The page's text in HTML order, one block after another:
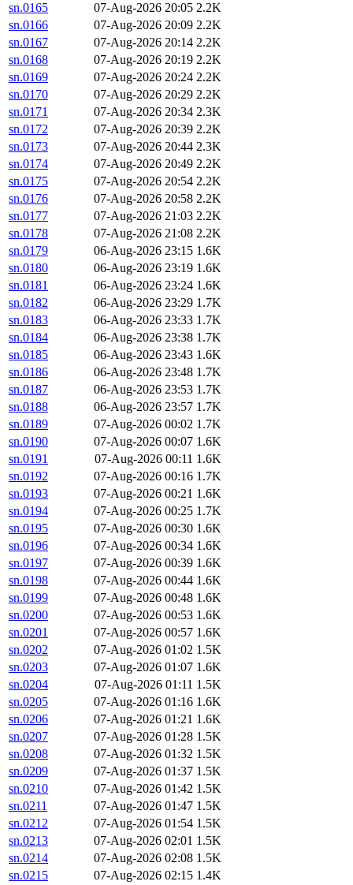
sn.0165
07-Aug-2026 20:05 2.2K
sn.0166
07-Aug-2026 20:09 2.2K
sn.0167
07-Aug-2026 20:14 2.2K
sn.0168
07-Aug-2026 20:19 2.2K
sn.0169
07-Aug-2026 20:24 2.2K
sn.0170
07-Aug-2026 20:29 2.2K
sn.0171
07-Aug-2026 20:34 2.3K
sn.0172
07-Aug-2026 20:39 2.2K
sn.0173
07-Aug-2026 20:44 2.3K
sn.0174
07-Aug-2026 20:49 2.2K
sn.0175
07-Aug-2026 20:54 2.2K
sn.0176
07-Aug-2026 20:58 2.2K
sn.0177
07-Aug-2026 21:03 2.2K
sn.0178
07-Aug-2026 21:08 2.2K
sn.0179
06-Aug-2026 23:15 1.6K
sn.0180
06-Aug-2026 23:19 1.6K
sn.0181
06-Aug-2026 23:24 1.6K
sn.0182
06-Aug-2026 23:29 1.7K
sn.0183
06-Aug-2026 23:33 1.7K
sn.0184
06-Aug-2026 23:38 1.7K
sn.0185
06-Aug-2026 23:43 1.6K
sn.0186
06-Aug-2026 23:48 1.7K
sn.0187
06-Aug-2026 23:53 1.7K
sn.0188
06-Aug-2026 23:57 1.7K
sn.0189
07-Aug-2026 00:02 1.7K
sn.0190
07-Aug-2026 00:07 1.6K
sn.0191
07-Aug-2026 00:11 1.6K
sn.0192
07-Aug-2026 00:16 1.7K
sn.0193
07-Aug-2026 00:21 1.6K
sn.0194
07-Aug-2026 00:25 1.7K
sn.0195
07-Aug-2026 00:30 1.6K
sn.0196
07-Aug-2026 00:34 1.6K
sn.0197
07-Aug-2026 00:39 1.6K
sn.0198
07-Aug-2026 00:44 1.6K
sn.0199
07-Aug-2026 00:48 1.6K
sn.0200
07-Aug-2026 00:53 1.6K
sn.0201
07-Aug-2026 00:57 1.6K
sn.0202
07-Aug-2026 01:02 1.5K
sn.0203
07-Aug-2026 01:07 1.6K
sn.0204
07-Aug-2026 01:11 1.5K
sn.0205
07-Aug-2026 01:16 1.6K
sn.0206
07-Aug-2026 01:21 1.6K
sn.0207
07-Aug-2026 01:28 1.5K
sn.0208
07-Aug-2026 01:32 1.5K
sn.0209
07-Aug-2026 01:37 1.5K
sn.0210
07-Aug-2026 01:42 1.5K
sn.0211
07-Aug-2026 01:47 1.5K
sn.0212
07-Aug-2026 01:54 1.5K
sn.0213
07-Aug-2026 02:01 1.5K
sn.0214
07-Aug-2026 02:08 1.5K
sn.0215
07-Aug-2026 02:15 1.4K